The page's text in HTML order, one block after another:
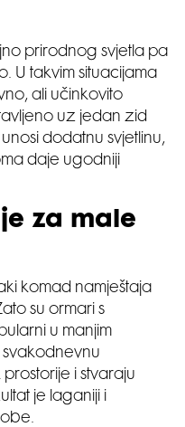
prirodnog svjetla pa
U takvim situacijama
ali učinkovito
uz jedan zid
dodatnu svjetlinu,
daje ugodniji
za male
komad namještaja
su ormari s
u manjim
svakodnevnu
i stvaraju
je laganiji i